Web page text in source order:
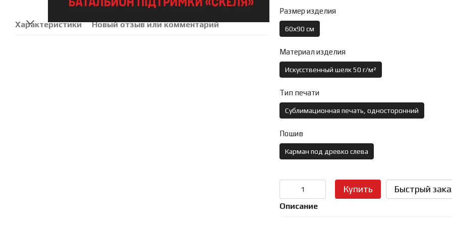
Характеристики Новый отзыв или комментарий
Размер изделия
60х90 см
Материал изделия
Искусственный шелк 50 г/м²
Тип печати
Сублимационная печать, односторонний
Пошив
Карман под древко слева
Купить Быстрый
Описание